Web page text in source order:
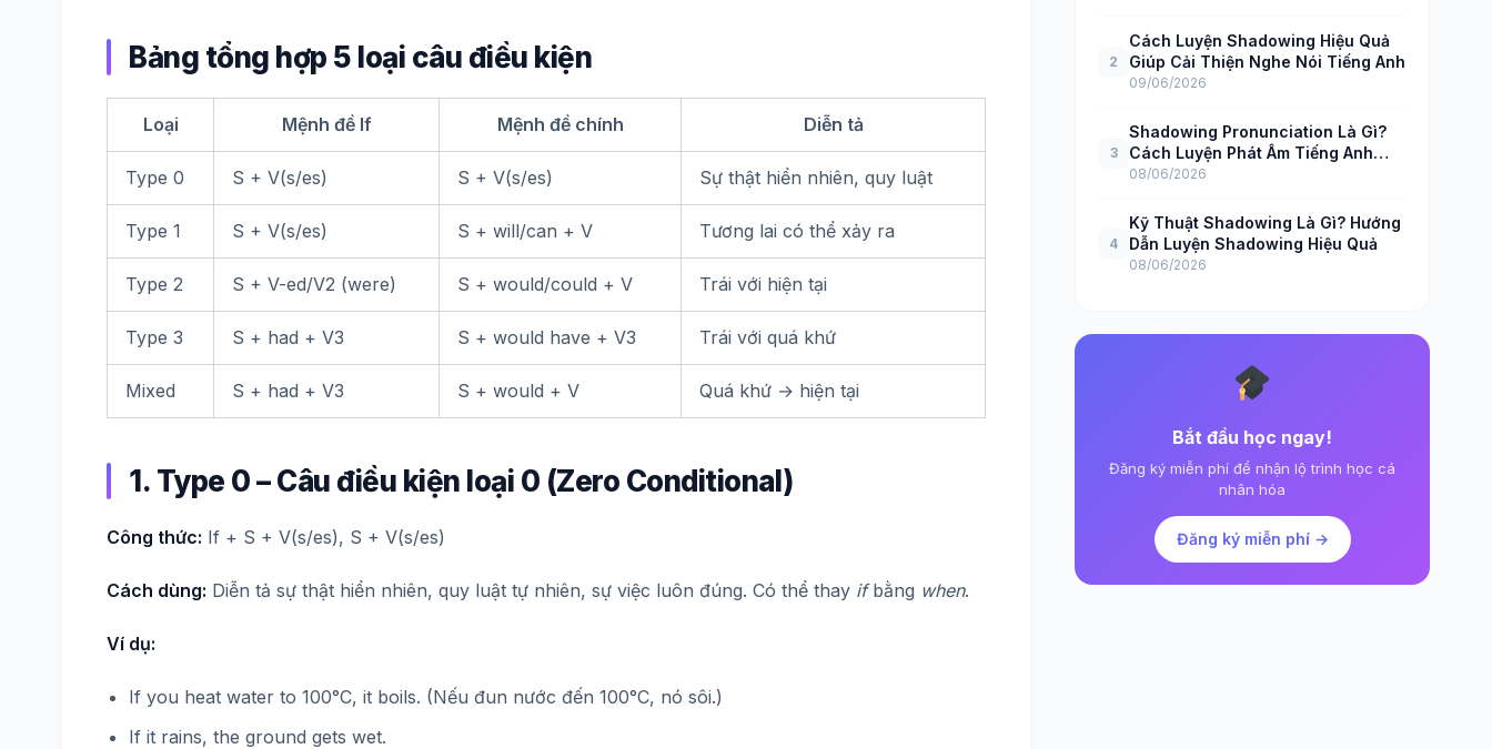
Bảng tổng hợp 5 loại câu điều kiện
Loại Mệnh đề If Mệnh đề chính Diễn tả
Type 0 S + V(s/es) S + V(s/es) Sự thật hiển nhiên, quy luật
Type 1 S + V(s/es) S + will/can + V Tương lai có thể xảy ra
Type 2 S + V-ed/V2 (were) S + would/could + V Trái với hiện tại
Type 3 S + had + V3 S + would have + V3 Trái với quá khứ
Mixed S + had + V3 S + would + V Quá khứ → hiện tại
1. Type 0 – Câu điều kiện loại 0 (Zero Conditional)
Công thức: If + S + V(s/es), S + V(s/es)
Cách dùng: Diễn tả sự thật hiển nhiên, quy luật tự nhiên, sự việc luôn đúng. Có thể thay ifbằng when.
Ví dụ:
If you heat water to 100°C, it boils. (Nếu đun nước đến 100°C, nó sôi.)
If it rains, the ground gets wet.
2
Cách Luyện Shadowing Hiệu Quả
Giúp Cải Thiện Nghe Nói Tiếng Anh
09/06/2026
3
Shadowing Pronunciation Là Gì?
Cách Luyện Phát Âm Tiếng Anh
Hiệu Quả
08/06/2026
4
Kỹ Thuật Shadowing Là Gì? Hướng
Dẫn Luyện Shadowing Hiệu Quả
08/06/2026
Bắt đầu học ngay!
Đăng ký miễn phí để nhận lộ trình học cá
nhân hóa
Đăng ký miễn phí →